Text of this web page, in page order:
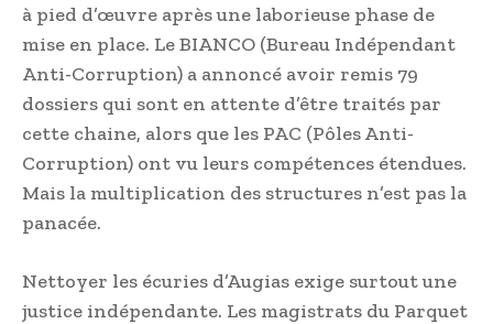
à pied d’œuvre après une laborieuse phase de
mise en place. Le BIANCO (Bureau Indépendant
Anti-Corruption) a annoncé avoir remis 79
dossiers qui sont en attente d’être traités par
cette chaine, alors que les PAC (Pôles Anti-
Corruption) ont vu leurs compétences étendues.
Mais la multiplication des structures n’est pas la
panacée.
Nettoyer les écuries d’Augias exige surtout une
justice indépendante. Les magistrats du Parquet